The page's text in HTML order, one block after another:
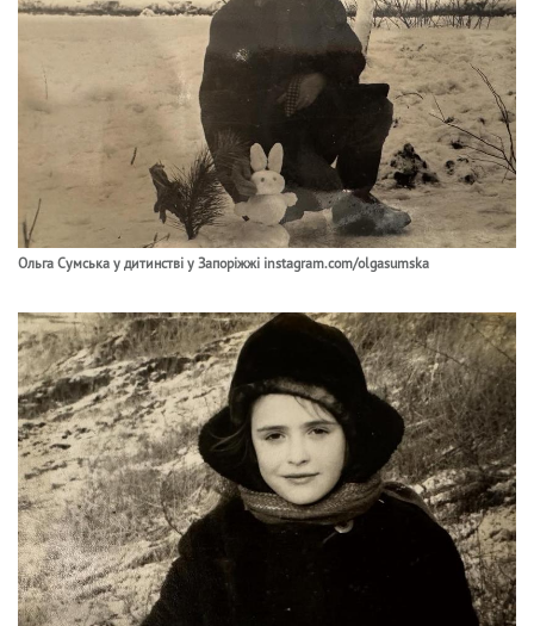
Ольга Сумська у дитинстві у Запоріжжі instagram.com/olgasumska